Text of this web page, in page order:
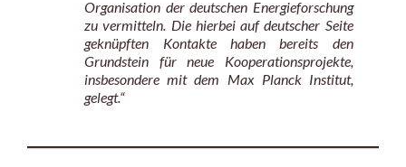
Organisation der deutschen Energieforschung
zu vermitteln. Die hierbei auf deutscher Seite
geknüpften Kontakte haben bereits den
Grundstein für neue Kooperationsprojekte,
insbesondere mit dem Max Planck Institut,
gelegt.“